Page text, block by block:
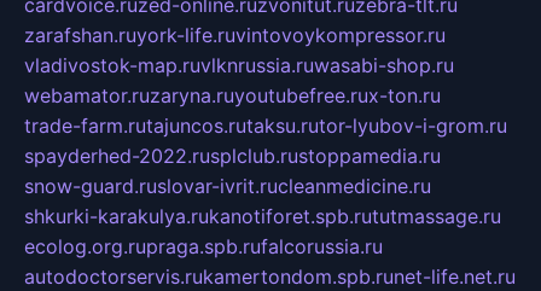
cardvoice.ruzed-online.ruzvonitut.ruzebra-tlt.ru
zarafshan.ruyork-life.ruvintovoykompressor.ru
vladivostok-map.ruvlknrussia.ruwasabi-shop.ru
webamator.ruzaryna.ruyoutubefree.rux-ton.ru
trade-farm.rutajuncos.rutaksu.rutor-lyubov-i-grom.ru
spayderhed-2022.rusplclub.rustoppamedia.ru
snow-guard.ruslovar-ivrit.rucleanmedicine.ru
shkurki-karakulya.rukanotiforet.spb.rututmassage.ru
ecolog.org.rupraga.spb.rufalcorussia.ru
autodoctorservis.rukamertondom.spb.runet-life.net.ru